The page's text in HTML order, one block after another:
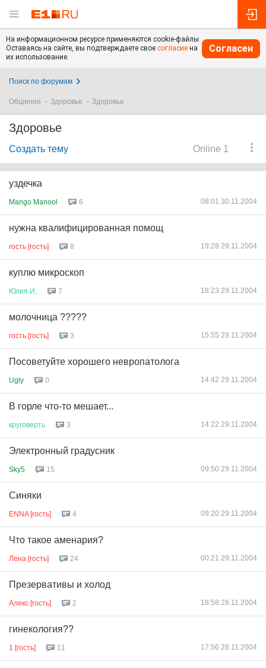
На информационном ресурсе применяются cookie-файлы.
Оставаясь на сайте, вы подтверждаете свое согласие на
их использование.
Согласен
Поиск по форумам
Общение Здоровье Здоровье
Здоровье
Online 1
Создать тему
уздечка
Mango Manool 6 08:01 30.11.2004
нужна квалифицированная помощ
гость [гость] 8 19:28 29.11.2004
куплю микроскоп
Юлия И 7 18:23 29.11.2004
молочница ?????
гость [гость] 3 15:55 29.11.2004
Посоветуйте хорошего невропатолога
Ugly 0 14:42 29.11.2004
В горле что-то мешает...
круговерть 3 14:22 29.11.2004
Электронный градусник
Sky5 15 09:50 29.11.2004
Синяки
ENNA [гость] 4 09:20 29.11.2004
Что такое аменария?
Лена [гость] 24 00:21 29.11.2004
Презервативы и холод
Алекс [гость] 2 18:58 28.11.2004
гинекология??
1 [гость] 11 17:56 28.11.2004